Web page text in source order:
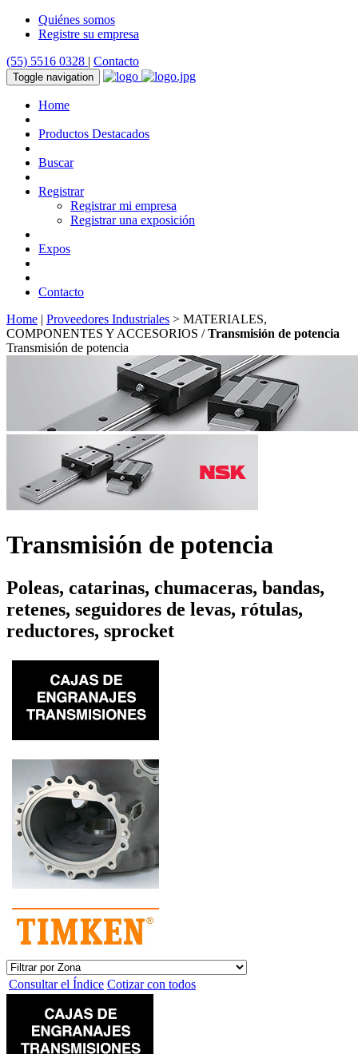
Quiénes somos
Registre su empresa
(55) 5516 0328 | Contacto
Toggle navigation
Home
Productos Destacados
Buscar
Registrar
Registrar mi empresa
Registrar una exposición
Expos
Contacto
Home | Proveedores Industriales > MATERIALES,
COMPONENTES Y ACCESORIOS /Transmisión de potencia
Transmisión de potencia
Transmisión de potencia
Poleas, catarinas, chumaceras, bandas,
retenes, seguidores de levas, rótulas,
reductores, sprocket
Consultar el Índice Cotizar con todos